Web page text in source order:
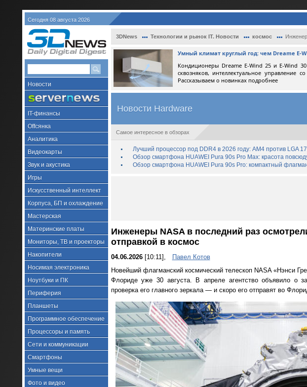
Сегодня 08 августа 2026
Новости
IT-финансы
Offсянка
Аналитика
Видеокарты
Звук и акустика
Игры
Искусственный интеллект
Корпуса, БП и охлаждение
Мастерская
Материнские платы
Мониторы, ТВ и проекторы
Накопители
Носимая электроника
Ноутбуки и ПК
Периферия
Планшеты
Программное обеспечение
Процессоры и память
Сети и коммуникации
Смартфоны
Умные вещи
Фото и видео
3DNews Технологии и рынок IT. Новости космос
Умный климат круглый год: чем Dreame E-
Кондиционеры Dreame E-Wind 25 и E-Wind
сквозняков, интеллектуальное управление
Рассказываем о новинках подробнее
Новости Hardware
Самое интересное в обзорах
Лучший процессор под DDR4 в 2026 году: AM4 против LGA
Обзор смартфона HUAWEI Pura 90s Pro Max: красота
Обзор смартфона HUAWEI Pura 90s Pro: компактный
Инженеры NASA в последний раз
отправкой в космос
04.06.2026[10:11],
Павел Котов
Новейший флагманский космический телескоп NASA «Нэнси
Флориде уже 30 августа. В апреле агентство объявило о
проверка его главного зеркала — и скоро его отправят во